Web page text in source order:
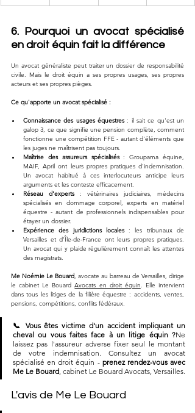
6. Pourquoi un avocat spécialisé
en droit équin fait la différence
Un avocat généraliste peut traiter un dossier de responsabilité
civile. Mais le droit équin a ses propres usages, ses propres
acteurs et ses propres pièges.
Ce qu'apporte un avocat spécialisé :
Connaissance des usages équestres : il sait ce qu'est un
galop 3, ce que signifie une pension complète, comment
fonctionne une compétition FFE - autant d'éléments que
les juges ne maîtrisent pas toujours.
Maîtrise des assureurs spécialisés : Groupama équine,
MAIF, April ont leurs propres pratiques d'indemnisation.
Un avocat habitué à ces interlocuteurs anticipe leurs
arguments et les conteste efficacement.
Réseau d'experts : vétérinaires judiciaires, médecins
spécialisés en dommage corporel, experts en matériel
équestre - autant de professionnels indispensables pour
étayer un dossier.
Expérience des juridictions locales : les tribunaux de
Versailles et d'Île-de-France ont leurs propres pratiques.
Un avocat qui y plaide régulièrement connaît les attentes
des magistrats.
Me Noémie Le Bouard, avocate au barreau de Versailles, dirige
le cabinet Le Bouard Avocats en droit équin. Elle intervient
dans tous les litiges de la filière équestre : accidents, ventes,
pensions, compétitions, conflits fédéraux.
📞 Vous êtes victime d'un accident impliquant un
cheval ou vous faites face à un litige équin ?Ne
laissez pas l'assureur adverse fixer seul le montant
de votre indemnisation. Consultez un avocat
spécialisé en droit équin - prenez rendez-vous avec
Me Le Bouard , cabinet Le Bouard Avocats, Versailles.
L'avis de Me Le Bouard